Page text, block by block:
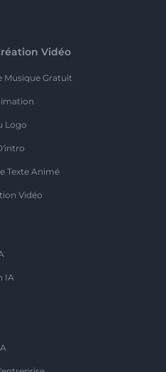
Vidéo
Musique Gratuit
Logo
Texte Animé
Vidéo
IA